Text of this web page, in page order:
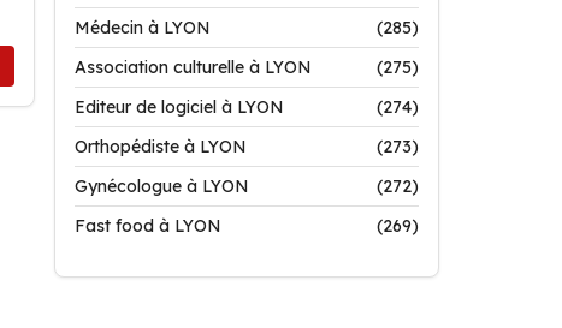
Médecin à LYON
(285)
Association culturelle à LYON
(275)
Editeur de logiciel à LYON
(274)
Orthopédiste à LYON
(273)
Gynécologue à LYON
(272)
Fast food à LYON
(269)